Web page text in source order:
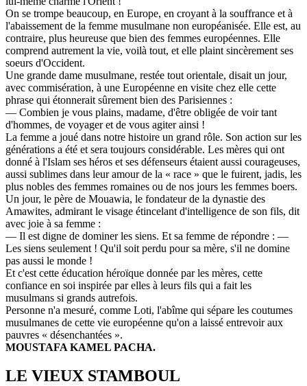
On se trompe beaucoup, en Europe, en croyant à la souffrance et à
l'abaissement de la femme musulmane non européanisée. Elle est, au
contraire, plus heureuse que bien des femmes européennes. Elle
comprend autrement la vie, voilà tout, et elle plaint sincèrement ses
soeurs d'Occident.
Une grande dame musulmane, restée tout orientale, disait un jour,
avec commisération, à une Européenne en visite chez elle cette
phrase qui étonnerait sûrement bien des Parisiennes :
— Combien je vous plains, madame, d'être obligée de voir tant
d'hommes, de voyager et de vous agiter ainsi !
La femme a joué dans notre histoire un grand rôle. Son action sur les
générations a été et sera toujours considérable. Les mères qui ont
donné à l'Islam ses héros et ses défenseurs étaient aussi courageuses,
aussi sublimes dans leur amour de la « race » que le fuirent, jadis, les
plus nobles des femmes romaines ou de nos jours les femmes boers.
Un jour, le père de Mouawia, le fondateur de la dynastie des
Amawites, admirant le visage étincelant d'intelligence de son fils, dit
avec joie à sa femme :
— Il est digne de dominer les siens. Et sa femme de répondre : —
Les siens seulement ! Qu'il soit perdu pour sa mère, s'il ne domine
pas aussi le monde !
Et c'est cette éducation héroïque donnée par les mères, cette
confiance en soi inspirée par elles à leurs fils qui a fait les
musulmans si grands autrefois.
Personne n'a mesuré, comme Loti, l'abîme qui sépare les coutumes
musulmanes de cette vie européenne qu'on a laissé entrevoir aux
pauvres « désenchantées ».
MOUSTAFA KAMEL PACHA.
LE VIEUX STAMBOUL